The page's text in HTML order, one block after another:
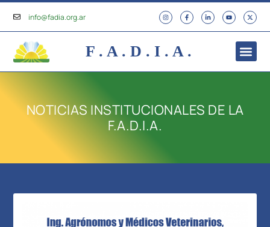
info@fadia.org.ar
F . A . D . I . A .
NOTICIAS INSTITUCIONALES DE LA
F.A.D.I.A.